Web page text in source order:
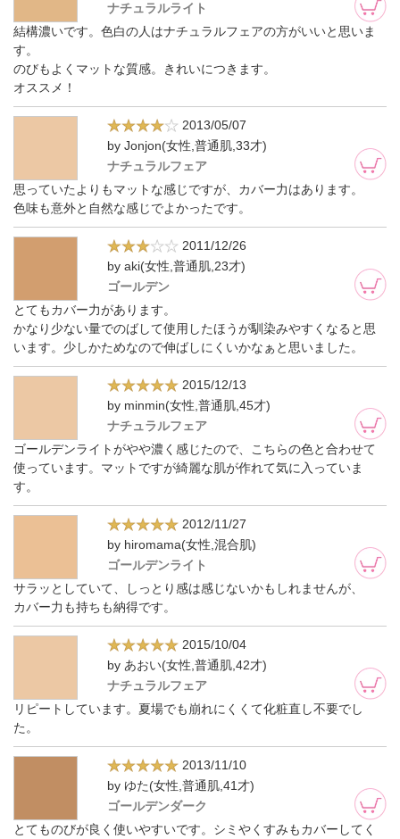
ナチュラルライト
結構濃いです。色白の人はナチュラルフェアの方がいいと思いま
す。
のびもよくマットな質感。きれいにつきます。
オススメ！
2013/05/07
by Jonjon(女性,普通肌,33才)
ナチュラルフェア
思っていたよりもマットな感じですが、カバー力はあります。
色味も意外と自然な感じでよかったです。
2011/12/26
by aki(女性,普通肌,23才)
ゴールデン
とてもカバー力があります。
かなり少ない量でのばして使用したほうが馴染みやすくなると思
います。少しかためなので伸ばしにくいかなぁと思いました。
2015/12/13
by minmin(女性,普通肌,45才)
ナチュラルフェア
ゴールデンライトがやや濃く感じたので、こちらの色と合わせて
使っています。マットですが綺麗な肌が作れて気に入っていま
す。
2012/11/27
by hiromama(女性,混合肌)
ゴールデンライト
サラッとしていて、しっとり感は感じないかもしれませんが、
カバー力も持ちも納得です。
2015/10/04
by あおい(女性,普通肌,42才)
ナチュラルフェア
リピートしています。夏場でも崩れにくくて化粧直し不要でし
た。
2013/11/10
by ゆた(女性,普通肌,41才)
ゴールデンダーク
とてものびが良く使いやすいです。シミやくすみもカバーしてく